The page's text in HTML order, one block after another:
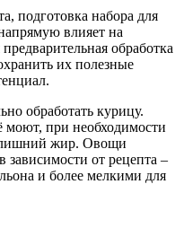
подготовка набора для
влияет на
обработка
их полезные
обработать курицу.
моют, при необходимости
лишний жир. Овощи
от рецепта –
и более мелкими для